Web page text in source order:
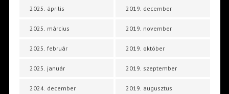
2025. április
2025. március
2025. február
2025. január
2024. december
2019. december
2019. november
2019. október
2019. szeptember
2019. augusztus